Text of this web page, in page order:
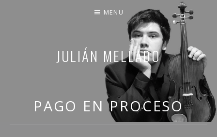
JULIÁN MELLADO
COMPARTO PARTE DE MI VIDA
MENU
PAGO EN PROCESO